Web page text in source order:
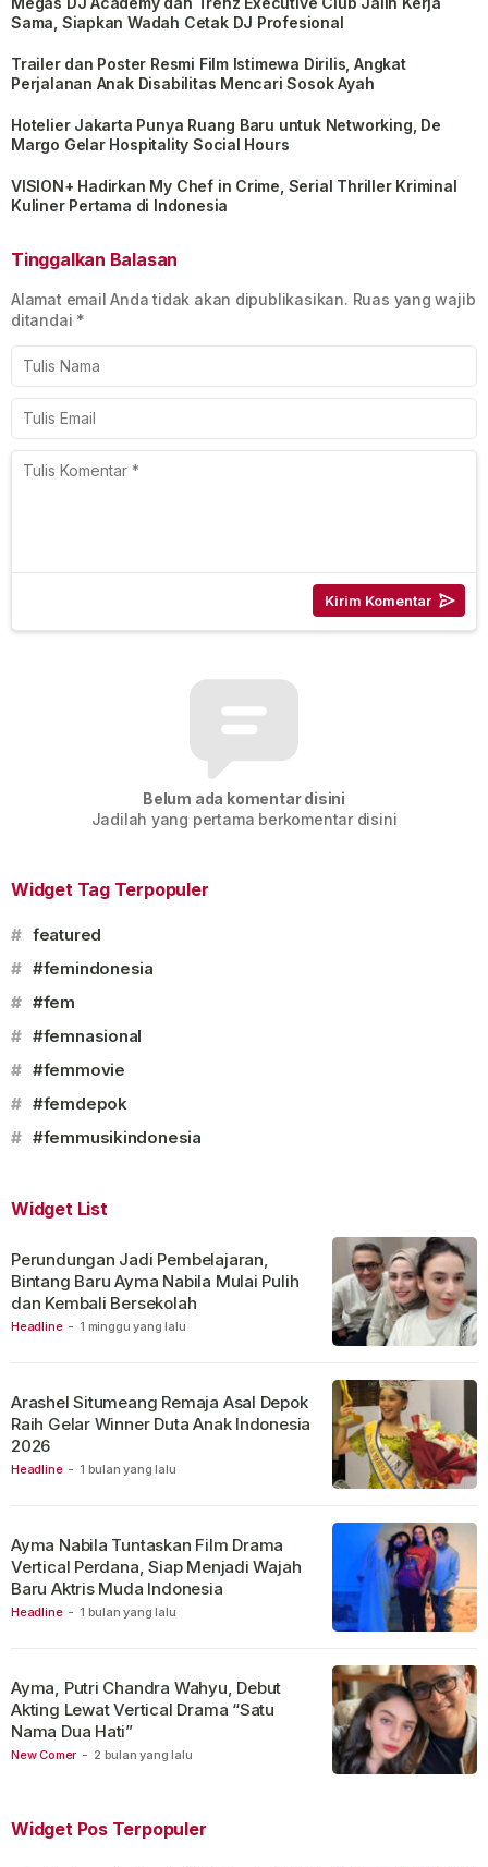
Sama, Siapkan Wadah Cetak DJ Profesional
Trailer dan Poster Resmi Film Istimewa Dirilis, Angkat
Perjalanan Anak Disabilitas Mencari Sosok Ayah
Hotelier Jakarta Punya Ruang Baru untuk Networking, De
Margo Gelar Hospitality Social Hours
VISION+ Hadirkan My Chef in Crime, Serial Thriller Kriminal
Kuliner Pertama di Indonesia
Tinggalkan Balasan
Alamat email Anda tidak akan dipublikasikan. Ruas yang wajib
ditandai *
Belum ada komentar disini
Jadilah yang pertama berkomentar disini
Widget Tag Terpopuler
# featured
# #femindonesia
# #fem
# #femnasional
# #femmovie
# #femdepok
# #femmusikindonesia
Widget List
Headline - 1 minggu yang lalu
Perundungan Jadi Pembelajaran,
Bintang Baru Ayma Nabila Mulai Pulih
dan Kembali Bersekolah
Headline - 1 bulan yang lalu
Arashel Situmeang Remaja Asal Depok
Raih Gelar Winner Duta Anak Indonesia
2026
Headline - 1 bulan yang lalu
Ayma Nabila Tuntaskan Film Drama
Vertical Perdana, Siap Menjadi Wajah
Baru Aktris Muda Indonesia
New Comer - 2 bulan yang lalu
Ayma, Putri Chandra Wahyu, Debut
Akting Lewat Vertical Drama “Satu
Nama Dua Hati”
Widget Pos Terpopuler